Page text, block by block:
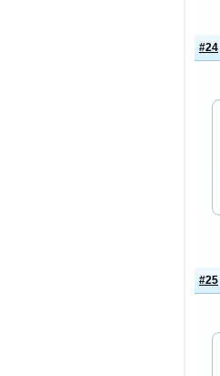
#24
#25